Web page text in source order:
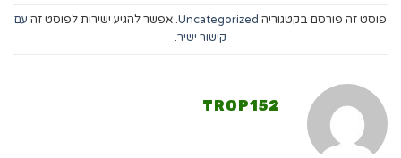
פוסט זה פורסם בקטגוריה Uncategorized. אפשר להגיע ישירות לפוסט זה עם
קישור ישיר.
TROP152